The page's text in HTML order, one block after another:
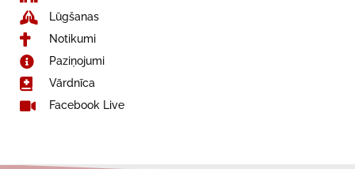
Lūgšanas
Notikumi
Paziņojumi
Vārdnīca
Facebook Live